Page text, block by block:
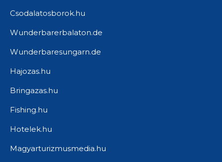
Csodalatosborok.hu
Wunderbarerbalaton.de
Wunderbaresungarn.de
Hajozas.hu
Bringazas.hu
Fishing.hu
Hotelek.hu
Magyarturizmusmedia.hu